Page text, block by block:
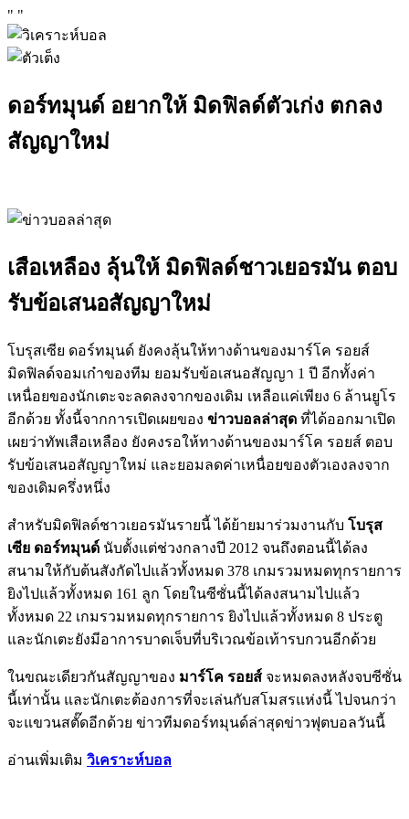
" "
ดอร์ทมุนด์ อยากให้ มิดฟิลด์ตัวเก่ง ตกลง
สัญญาใหม่
เสือเหลือง ลุ้นให้ มิดฟิลด์ชาวเยอรมัน ตอบ
รับข้อเสนอสัญญาใหม่
โบรุสเซีย ดอร์ทมุนด์ ยังคงลุ้นให้ทางด้านของมาร์โค รอยส์
มิดฟิลด์จอมเก๋าของทีม ยอมรับข้อเสนอสัญญา 1 ปี อีกทั้งค่า
เหนื่อยของนักเตะจะลดลงจากของเดิม เหลือแค่เพียง 6 ล้านยูโร
อีกด้วย ทั้งนี้จากการเปิดเผยของ ข่าวบอลล่าสุด ที่ได้ออกมาเปิด
เผยว่าทัพเสือเหลือง ยังคงรอให้ทางด้านของมาร์โค รอยส์ ตอบ
รับข้อเสนอสัญญาใหม่ และยอมลดค่าเหนื่อยของตัวเองลงจาก
ของเดิมครึ่งหนึ่ง
สำหรับมิดฟิลด์ชาวเยอรมันรายนี้ ได้ย้ายมาร่วมงานกับ โบรุส
เซีย ดอร์ทมุนด์ นับตั้งแต่ช่วงกลางปี 2012 จนถึงตอนนี้ได้ลง
สนามให้กับต้นสังกัดไปแล้วทั้งหมด 378 เกมรวมหมดทุกรายการ
ยิงไปแล้วทั้งหมด 161 ลูก โดยในซีซั่นนี้ได้ลงสนามไปแล้ว
ทั้งหมด 22 เกมรวมหมดทุกรายการ ยิงไปแล้วทั้งหมด 8 ประตู
และนักเตะยังมีอาการบาดเจ็บที่บริเวณข้อเท้ารบกวนอีกด้วย
ในขณะเดียวกันสัญญาของ มาร์โค รอยส์ จะหมดลงหลังจบซีซั่น
นี้เท่านั้น และนักเตะต้องการที่จะเล่นกับสโมสรแห่งนี้ ไปจนกว่า
จะแขวนสตั๊ดอีกด้วย ข่าวทีมดอร์ทมุนด์ล่าสุดข่าวฟุตบอลวันนี้
อ่านเพิ่มเติม วิเคราะห์บอล